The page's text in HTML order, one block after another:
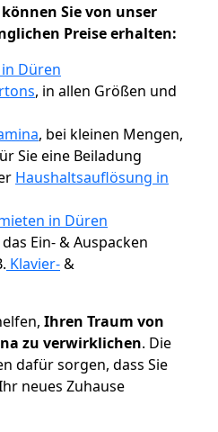
Sie von unser
Preise erhalten:
Düren
, in allen Größen und
, bei kleinen Mengen,
Sie eine Beiladung
Haushaltsauflösung in
in Düren
Ein- & Auspacken
Klavier-&
Ihren Traum von
zu verwirklichen. Die
dafür sorgen, dass Sie
neues Zuhause